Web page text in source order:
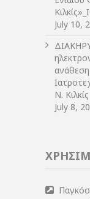
July 10,
Ν. Κιλκίς
July 8,